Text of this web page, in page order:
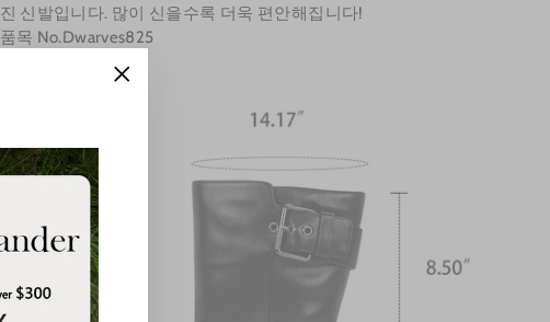
진 신발입니다. 많이 신을수록 더욱 편안해집니다!
품목 No.Dwarves825